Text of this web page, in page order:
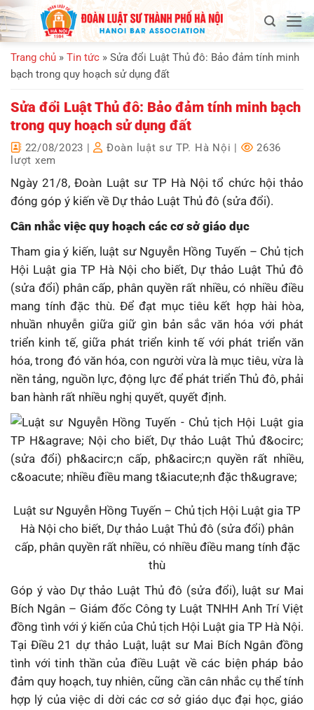
Bỏ
qua
nội
dung
Trang chủ » Tin tức » Sửa đổi Luật Thủ đô: Bảo đảm tính minh
bạch trong quy hoạch sử dụng đất
Sửa đổi Luật Thủ đô: Bảo đảm tính minh bạch
trong quy hoạch sử dụng đất
22/08/2023 | Đoàn luật sư TP. Hà Nội |
2636
lượt xem
Ngày 21/8, Đoàn Luật sư TP Hà Nội tổ chức hội thảo
đóng góp ý kiến về Dự thảo Luật Thủ đô (sửa đổi).
Cân nhắc việc quy hoạch các cơ sở giáo dục
Tham gia ý kiến, luật sư Nguyễn Hồng Tuyến – Chủ tịch
Hội Luật gia TP Hà Nội cho biết, Dự thảo Luật Thủ đô
(sửa đổi) phân cấp, phân quyền rất nhiều, có nhiều điều
mang tính đặc thù. Để đạt mục tiêu kết hợp hài hòa,
nhuần nhuyễn giữa giữ gìn bản sắc văn hóa với phát
triển kinh tế, giữa phát triển kinh tế với phát triển văn
hóa, trong đó văn hóa, con người vừa là mục tiêu, vừa là
nền tảng, nguồn lực, động lực để phát triển Thủ đô, phải
ban hành rất nhiều nghị quyết, quyết định.
Luật sư Nguyễn Hồng Tuyến – Chủ tịch Hội Luật gia TP
Hà Nội cho biết, Dự thảo Luật Thủ đô (sửa đổi) phân
cấp, phân quyền rất nhiều, có nhiều điều mang tính đặc
thù
Góp ý vào Dự thảo Luật Thủ đô (sửa đổi), luật sư Mai
Bích Ngân – Giám đốc Công ty Luật TNHH Anh Trí Việt
đồng tình với ý kiến của Chủ tịch Hội Luật gia TP Hà Nội.
Tại Điều 21 dự thảo Luật, luật sư Mai Bích Ngân đồng
tình với tinh thần của điều Luật về các biện pháp bảo
đảm quy hoạch, tuy nhiên, cũng cần cân nhắc cụ thể tính
hợp lý của việc di dời các cơ sở giáo dục đại học, giáo